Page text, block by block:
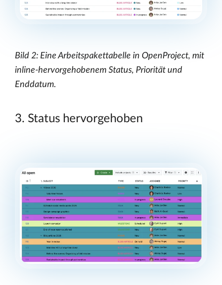
Bild 2: Eine Arbeitspakettabelle in OpenProject, mit
inline-hervorgehobenem Status, Priorität und
Enddatum.
3. Status hervorgehoben